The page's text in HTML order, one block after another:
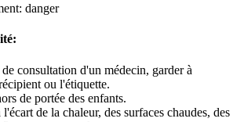
danger
consultation d'un médecin, garder à
ou l'étiquette.
de portée des enfants.
de la chaleur, des surfaces chaudes, des